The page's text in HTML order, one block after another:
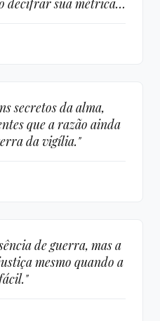
secretos da alma,
que a razão ainda
da vigília."
de guerra, mas a
mesmo quando a